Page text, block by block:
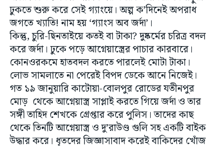
ঢুকতে শুরু করে সেই গ্যাংয়ে। অল্প ক’দিনেই অপরাধ
জগতে খ্যাতি! নাম হয় ‘গ্যাংস অব জর্দা’।
কিন্তু, চুরি-ছিনতাইয়ে কতই বা টাকা? দুষ্কর্মের চরিত্র বদল
করে জর্দা। ঢুকে পড়ে আগ্নেয়াস্ত্রের পাচার কারবারে।
কোনওরকমে হাতবদল করতে পারলেই মোটা টাকা।
লোভ সামলাতে না পেরেই বিপদ ডেকে আনে নিজেই।
গত ১৯ জানুয়ারি কাটোয়া-বোলপুর রোডের যতীনপুর
মোড় থেকে আগ্নেয়াস্ত্র সাপ্লাই করতে গিয়ে জর্দা ও তার
সঙ্গী তাহিদ শেখকে গ্রেপ্তার করে পুলিস। তাদের কাছ
থেকে তিনটি আগ্নেয়াস্ত্র ও দু’রাউণ্ড গুলি সহ একটি বাইক
উদ্ধার করে। ধৃতদের জিজ্ঞাসাবাদ করেই বাকিদের খোঁজ